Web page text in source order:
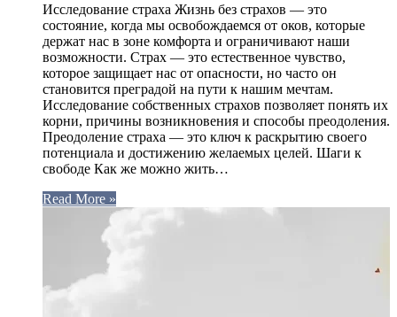
Исследование страха Жизнь без страхов — это
состояние, когда мы освобождаемся от оков, которые
держат нас в зоне комфорта и ограничивают наши
возможности. Страх — это естественное чувство,
которое защищает нас от опасности, но часто он
становится преградой на пути к нашим мечтам.
Исследование собственных страхов позволяет понять их
корни, причины возникновения и способы преодоления.
Преодоление страха — это ключ к раскрытию своего
потенциала и достижению желаемых целей. Шаги к
свободе Как же можно жить…
Read More »